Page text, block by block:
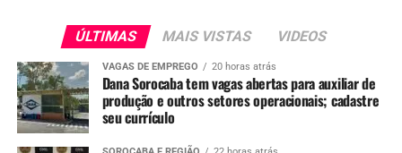
ÚLTIMAS MAIS VISTAS VIDEOS
VAGAS DE EMPREGO 20 horas atrás
Dana Sorocaba tem vagas abertas para auxiliar de
produção e outros setores operacionais; cadastre
seu currículo